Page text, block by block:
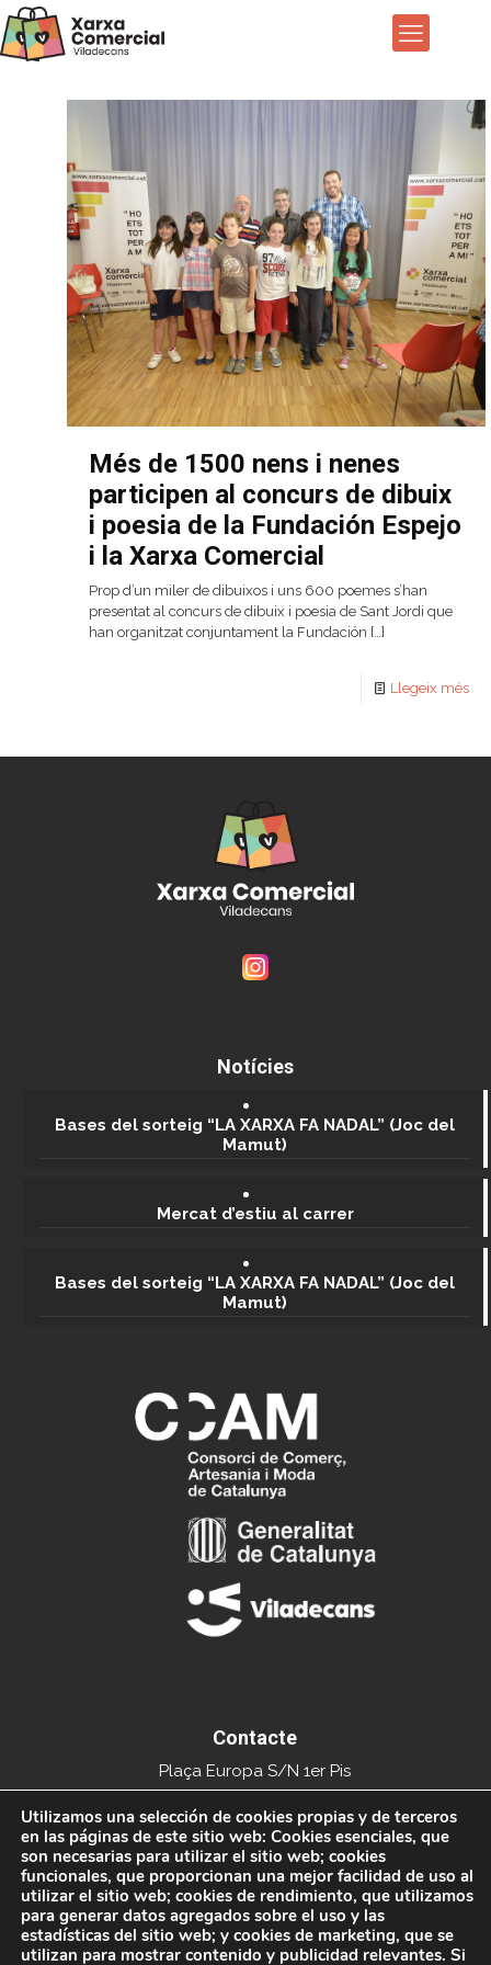
Més de 1500 nens i nenes
participen al concurs de dibuix
i poesia de la Fundación Espejo
i la Xarxa Comercial
Prop d’un miler de dibuixos i uns 600 poemes s’han
presentat al concurs de dibuix i poesia de Sant Jordi que
han organitzat conjuntament la Fundación […]
Llegeix més
Notícies
Bases del sorteig “LA XARXA FA NADAL” (Joc del
Mamut)
Mercat d’estiu al carrer
Bases del sorteig “LA XARXA FA NADAL” (Joc del
Mamut)
Contacte
Plaça Europa S/N 1er Pis
Edifici del Mercat Municipal
08840 Viladecans
Tel. 936591093
info@xarxacomercial.cat
Utilizamos una selección de cookies propias y de terceros
en las páginas de este sitio web: Cookies esenciales, que
son necesarias para utilizar el sitio web; cookies
funcionales, que proporcionan una mejor facilidad de uso al
utilizar el sitio web; cookies de rendimiento, que utilizamos
para generar datos agregados sobre el uso y las
estadísticas del sitio web; y cookies de marketing, que se
utilizan para mostrar contenido y publicidad relevantes. Si